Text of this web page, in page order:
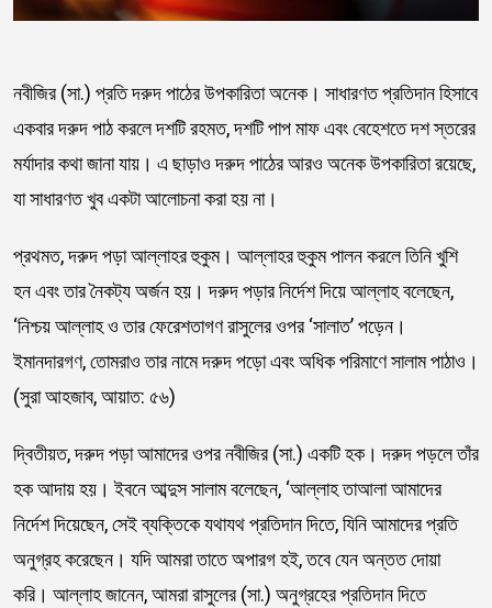
নবীজির (সা.) প্রতি দরুদ পাঠের উপকারিতা অনেক। সাধারণত প্রতিদান হিসাবে
একবার দরুদ পাঠ করলে দশটি রহমত, দশটি পাপ মাফ এবং বেহেশতে দশ স্তরের
মর্যাদার কথা জানা যায়। এ ছাড়াও দরুদ পাঠের আরও অনেক উপকারিতা রয়েছে,
যা সাধারণত খুব একটা আলোচনা করা হয় না।
প্রথমত, দরুদ পড়া আল্লাহর হুকুম। আল্লাহর হুকুম পালন করলে তিনি খুশি
হন এবং তার নৈকট্য অর্জন হয়। দরুদ পড়ার নির্দেশ দিয়ে আল্লাহ বলেছেন,
‘নিশ্চয় আল্লাহ ও তার ফেরেশতাগণ রাসুলের ওপর ‘সালাত’ পড়েন।
ইমানদারগণ, তোমরাও তার নামে দরুদ পড়ো এবং অধিক পরিমাণে সালাম পাঠাও।
(সুরা আহজাব, আয়াত: ৫৬)
দ্বিতীয়ত, দরুদ পড়া আমাদের ওপর নবীজির (সা.) একটি হক। দরুদ পড়লে তাঁর
হক আদায় হয়। ইবনে আব্দুস সালাম বলেছেন, ‘আল্লাহ তাআলা আমাদের
নির্দেশ দিয়েছেন, সেই ব্যক্তিকে যথাযথ প্রতিদান দিতে, যিনি আমাদের প্রতি
অনুগ্রহ করেছেন। যদি আমরা তাতে অপারগ হই, তবে যেন অন্তত দোয়া
করি। আল্লাহ জানেন, আমরা রাসুলের (সা.) অনুগ্রহের প্রতিদান দিতে